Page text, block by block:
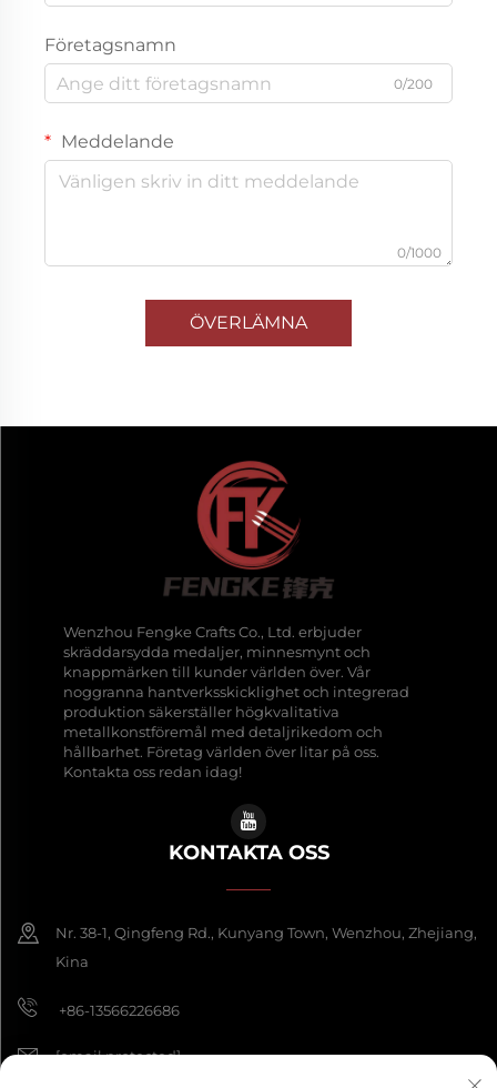
Företagsnamn
0/200
Meddelande
0/1000
ÖVERLÄMNA
Wenzhou Fengke Crafts Co., Ltd. erbjuder
skräddarsydda medaljer, minnesmynt och
knappmärken till kunder världen över. Vår
noggranna hantverksskicklighet och integrerad
produktion säkerställer högkvalitativa
metallkonstföremål med detaljrikedom och
hållbarhet. Företag världen över litar på oss.
Kontakta oss redan idag!
KONTAKTA OSS
Nr. 38-1, Qingfeng Rd., Kunyang Town, Wenzhou, Zhejiang,
Kina
+86-13566226686
[email protected]